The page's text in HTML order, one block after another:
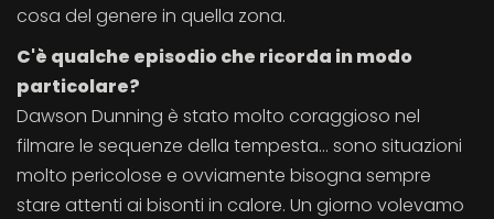
cosa del genere in quella zona.
C'è qualche episodio che ricorda in modo
particolare?
Dawson Dunning è stato molto coraggioso nel
filmare le sequenze della tempesta... sono situazioni
molto pericolose e ovviamente bisogna sempre
stare attenti ai bisonti in calore. Un giorno volevamo